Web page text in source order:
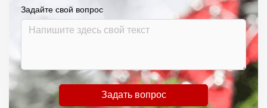
Задайте свой вопрос
Задать вопрос